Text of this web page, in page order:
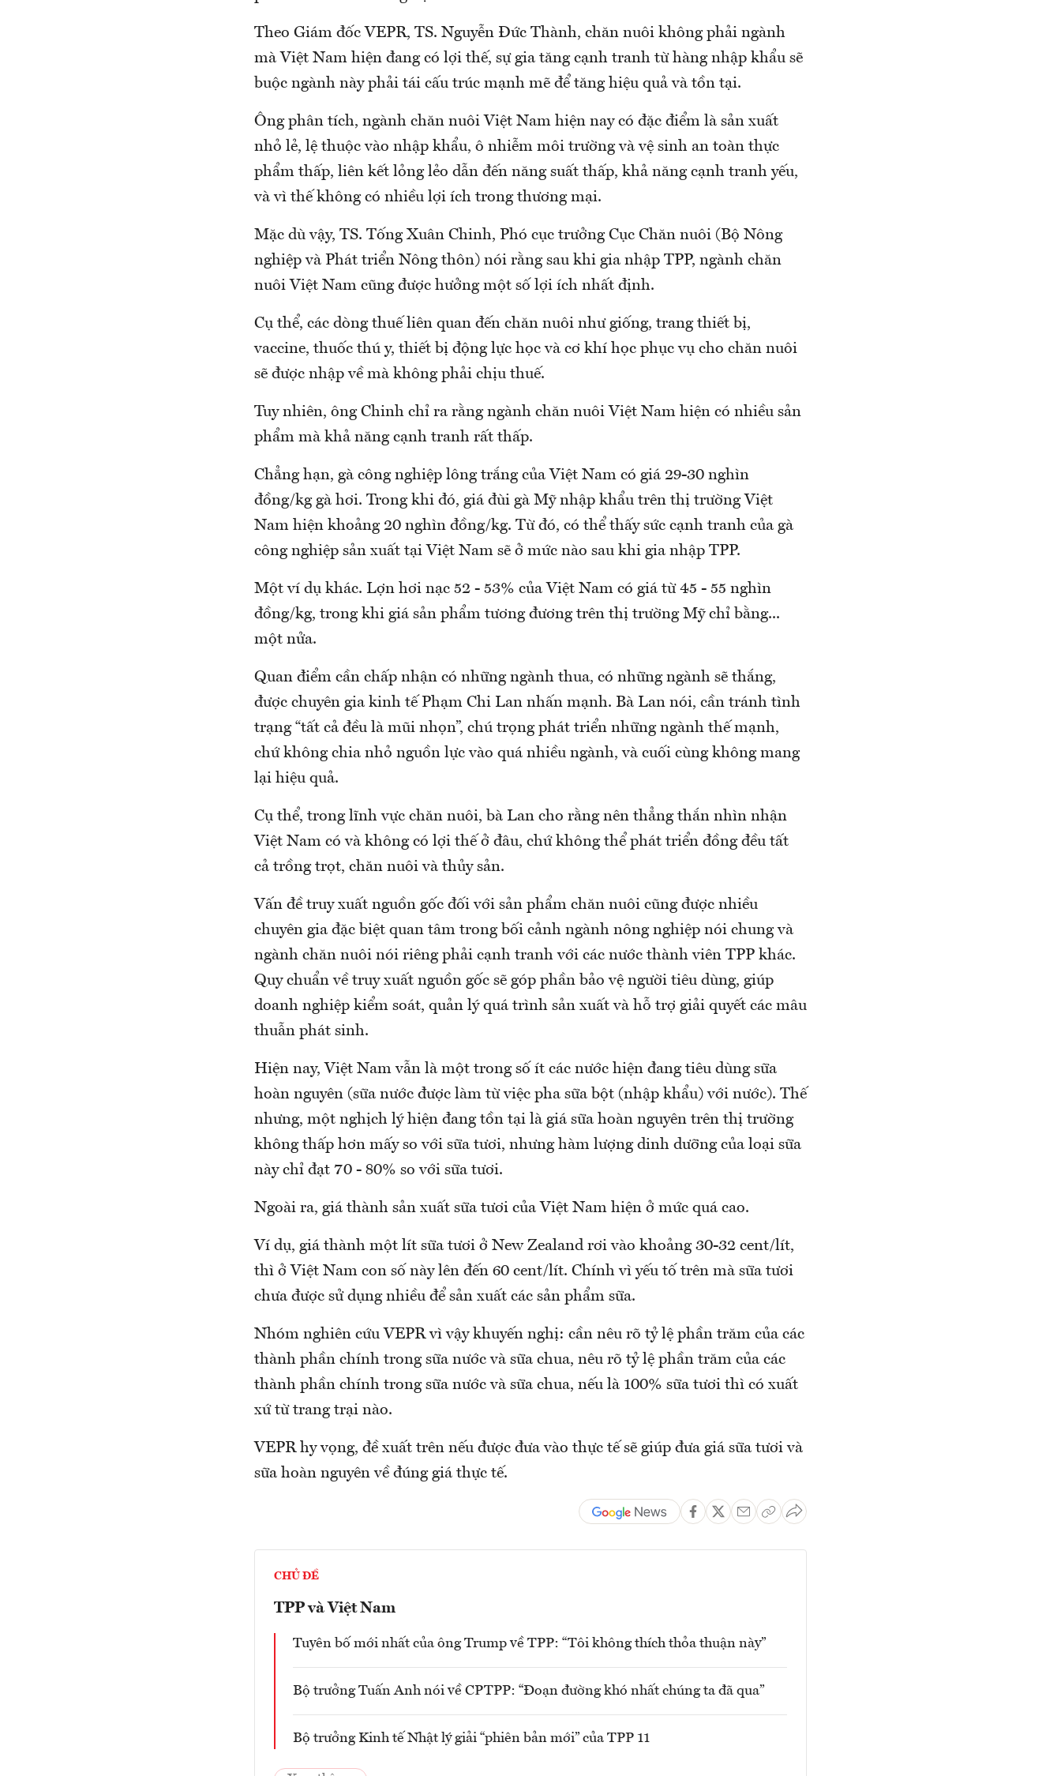
Theo Giám đốc VEPR, TS. Nguyễn Đức Thành, chăn nuôi không phải ngành
mà Việt Nam hiện đang có lợi thế, sự gia tăng cạnh tranh từ hàng nhập khẩu sẽ
buộc ngành này phải tái cấu trúc mạnh mẽ để tăng hiệu quả và tồn tại.
Ông phân tích, ngành chăn nuôi Việt Nam hiện nay có đặc điểm là sản xuất
nhỏ lẻ, lệ thuộc vào nhập khẩu, ô nhiễm môi trường và vệ sinh an toàn thực
phẩm thấp, liên kết lỏng lẻo dẫn đến năng suất thấp, khả năng cạnh tranh yếu,
và vì thế không có nhiều lợi ích trong thương mại.
Mặc dù vậy, TS. Tống Xuân Chinh, Phó cục trưởng Cục Chăn nuôi (Bộ Nông
nghiệp và Phát triển Nông thôn) nói rằng sau khi gia nhập TPP, ngành chăn
nuôi Việt Nam cũng được hưởng một số lợi ích nhất định.
Cụ thể, các dòng thuế liên quan đến chăn nuôi như giống, trang thiết bị,
vaccine, thuốc thú y, thiết bị động lực học và cơ khí học phục vụ cho chăn nuôi
sẽ được nhập về mà không phải chịu thuế.
Tuy nhiên, ông Chinh chỉ ra rằng ngành chăn nuôi Việt Nam hiện có nhiều sản
phẩm mà khả năng cạnh tranh rất thấp.
Chẳng hạn, gà công nghiệp lông trắng của Việt Nam có giá 29-30 nghìn
đồng/kg gà hơi. Trong khi đó, giá đùi gà Mỹ nhập khẩu trên thị trường Việt
Nam hiện khoảng 20 nghìn đồng/kg. Từ đó, có thể thấy sức cạnh tranh của gà
công nghiệp sản xuất tại Việt Nam sẽ ở mức nào sau khi gia nhập TPP.
Một ví dụ khác. Lợn hơi nạc 52 - 53% của Việt Nam có giá từ 45 - 55 nghìn
đồng/kg, trong khi giá sản phẩm tương đương trên thị trường Mỹ chỉ bằng...
một nửa.
Quan điểm cần chấp nhận có những ngành thua, có những ngành sẽ thắng,
được chuyên gia kinh tế Phạm Chi Lan nhấn mạnh. Bà Lan nói, cần tránh tình
trạng “tất cả đều là mũi nhọn”, chú trọng phát triển những ngành thế mạnh,
chứ không chia nhỏ nguồn lực vào quá nhiều ngành, và cuối cùng không mang
lại hiệu quả.
Cụ thể, trong lĩnh vực chăn nuôi, bà Lan cho rằng nên thẳng thắn nhìn nhận
Việt Nam có và không có lợi thế ở đâu, chứ không thể phát triển đồng đều tất
cả trồng trọt, chăn nuôi và thủy sản.
Vấn đề truy xuất nguồn gốc đối với sản phẩm chăn nuôi cũng được nhiều
chuyên gia đặc biệt quan tâm trong bối cảnh ngành nông nghiệp nói chung và
ngành chăn nuôi nói riêng phải cạnh tranh với các nước thành viên TPP khác.
Quy chuẩn về truy xuất nguồn gốc sẽ góp phần bảo vệ người tiêu dùng, giúp
doanh nghiệp kiểm soát, quản lý quá trình sản xuất và hỗ trợ giải quyết các mâu
thuẫn phát sinh.
Hiện nay, Việt Nam vẫn là một trong số ít các nước hiện đang tiêu dùng sữa
hoàn nguyên (sữa nước được làm từ việc pha sữa bột (nhập khẩu) với nước). Thế
nhưng, một nghịch lý hiện đang tồn tại là giá sữa hoàn nguyên trên thị trường
không thấp hơn mấy so với sữa tươi, nhưng hàm lượng dinh dưỡng của loại sữa
này chỉ đạt 70 - 80% so với sữa tươi.
Ngoài ra, giá thành sản xuất sữa tươi của Việt Nam hiện ở mức quá cao.
Ví dụ, giá thành một lít sữa tươi ở New Zealand rơi vào khoảng 30-32 cent/lít,
thì ở Việt Nam con số này lên đến 60 cent/lít. Chính vì yếu tố trên mà sữa tươi
chưa được sử dụng nhiều để sản xuất các sản phẩm sữa.
Nhóm nghiên cứu VEPR vì vậy khuyến nghị: cần nêu rõ tỷ lệ phần trăm của các
thành phần chính trong sữa nước và sữa chua, nêu rõ tỷ lệ phần trăm của các
thành phần chính trong sữa nước và sữa chua, nếu là 100% sữa tươi thì có xuất
xứ từ trang trại nào.
VEPR hy vọng, đề xuất trên nếu được đưa vào thực tế sẽ giúp đưa giá sữa tươi và
sữa hoàn nguyên về đúng giá thực tế.
CHỦ ĐỀ
TPP và Việt Nam
Tuyên bố mới nhất của ông Trump về TPP: “Tôi không thích thỏa thuận này”
Bộ trưởng Tuấn Anh nói về CPTPP: “Đoạn đường khó nhất chúng ta đã qua”
Bộ trưởng Kinh tế Nhật lý giải “phiên bản mới” của TPP 11